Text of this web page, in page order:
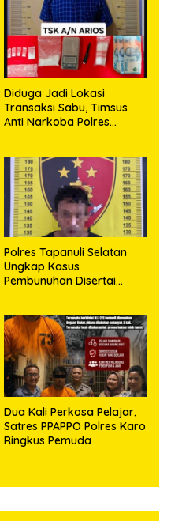
Diduga Jadi Lokasi
Transaksi Sabu, Timsus
Anti Narkoba Polres
63,67 Gram Sabu
Polres Tapanuli Selatan
Ungkap Kasus
Pembunuhan Disertai
Ditangkap
Dua Kali Perkosa Pelajar,
Satres PPAPPO Polres Karo
Ringkus Pemuda